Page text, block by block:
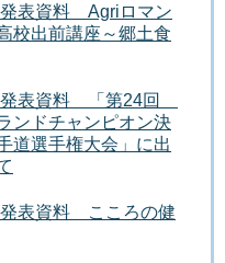
表資料 Agriロマン
校出前講座～郷土食
表資料 「第24回
ンドチャンピオン決
道選手権大会」に出
表資料 こころの健